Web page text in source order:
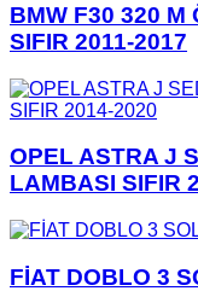
BMW F30 320 M
SIFIR 2011-2017
OPEL ASTRA J
LAMBASI SIFIR
FİAT DOBLO 3